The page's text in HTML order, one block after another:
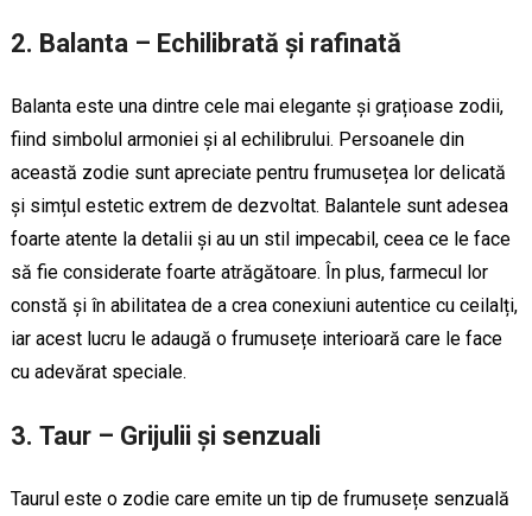
2. Balanta – Echilibrată și rafinată
Balanta este una dintre cele mai elegante și grațioase zodii,
fiind simbolul armoniei și al echilibrului. Persoanele din
această zodie sunt apreciate pentru frumusețea lor delicată
și simțul estetic extrem de dezvoltat. Balantele sunt adesea
foarte atente la detalii și au un stil impecabil, ceea ce le face
să fie considerate foarte atrăgătoare. În plus, farmecul lor
constă și în abilitatea de a crea conexiuni autentice cu ceilalți,
iar acest lucru le adaugă o frumusețe interioară care le face
cu adevărat speciale.
3. Taur – Grijulii și senzuali
Taurul este o zodie care emite un tip de frumusețe senzuală